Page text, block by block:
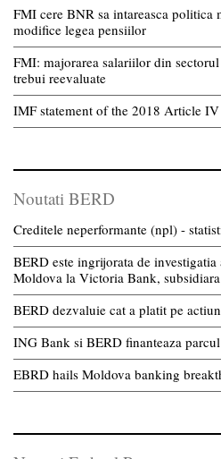
FMI cere BNR sa intareasca politica
modifice legea pensiilor
FMI: majorarea salariilor din
trebui reevaluate
IMF statement of the 2018 Article
Noutati BERD
Creditele neperformante (npl) -
BERD este ingrijorata de
Moldova la Victoria Bank,
BERD dezvaluie cat a platit pe
ING Bank si BERD finanteaza
EBRD hails Moldova banking